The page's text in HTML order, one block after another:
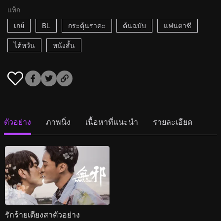
แท็ก
เกย์
BL กระตุ้นราคะ ต้นฉบับ แฟนตาซี
ไต้หวัน หนังสั้น
ตัวอย่าง ภาพนิ่ง เนื้อหาที่แนะนำ รายละเอียด
รักร้ายเดียงสาตัวอย่าง